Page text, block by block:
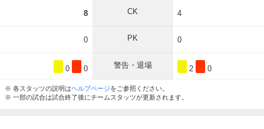
8 CK 4
0 PK 0
0 0 警告・退場 2 0
※ 各スタッツの説明はヘルプページをご参照ください。
※ 一部の試合は試合終了後にチームスタッツが更新されます。